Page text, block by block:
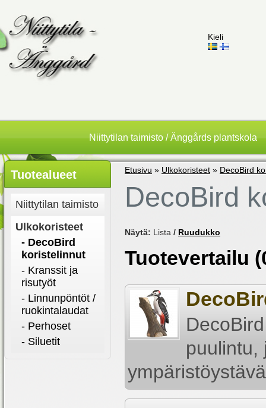
Kieli
Niittytilan taimisto / Änggårds plantskola
Tuotealueet
Niittytilan taimisto
Ulkokoristeet
- DecoBird
koristelinnut
- Kranssit ja
risutyöt
- Linnunpöntöt /
ruokintalaudat
- Perhoset
- Siluetit
Etusivu » Ulkokoristeet » DecoBird
DecoBird
Näytä: Lista / Ruudukko
Tuotevertailu
puulintu,